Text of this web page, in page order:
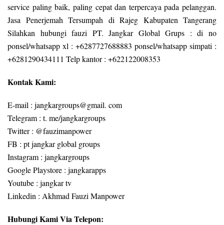
service paling baik, paling cepat dan terpercaya pada pelanggan.
Jasa Penerjemah Tersumpah di Rajeg Kabupaten Tangerang
Silahkan hubungi fauzi PT. Jangkar Global Grups : di no
ponsel/whatsapp xl : +6287727688883 ponsel/whatsapp simpati :
+6281290434111 Telp kantor : +622122008353
Kontak Kami:
E-mail : jangkargroups@gmail. com
Telegram : t. me/jangkargroups
Twitter : @fauzimanpower
FB : pt jangkar global groups
Instagram : jangkargroups
Google Playstore : jangkarapps
Youtube : jangkar tv
Linkedin : Akhmad Fauzi Manpower
Hubungi Kami Via Telepon: